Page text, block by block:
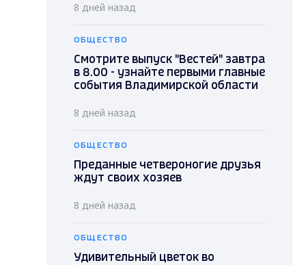
8 дней назад
ОБЩЕСТВО
Смотрите выпуск "Вестей" завтра
в 8.00 - узнайте первыми главные
события Владимирской области
8 дней назад
ОБЩЕСТВО
Преданные четвероногие друзья
ждут своих хозяев
8 дней назад
ОБЩЕСТВО
Удивительный цветок во